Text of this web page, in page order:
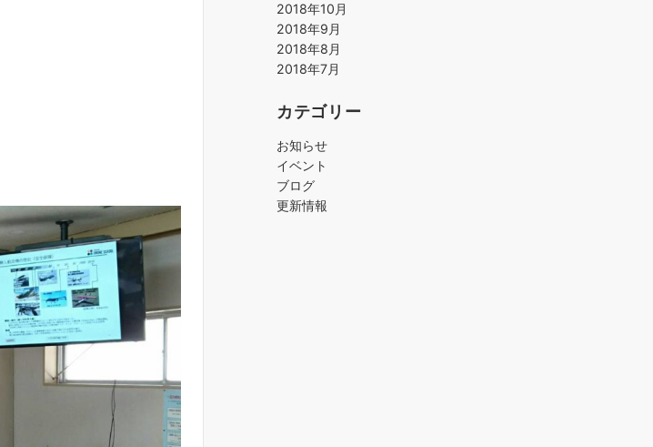
2018年10月
2018年9月
2018年8月
2018年7月
カテゴリー
お知らせ
イベント
ブログ
更新情報